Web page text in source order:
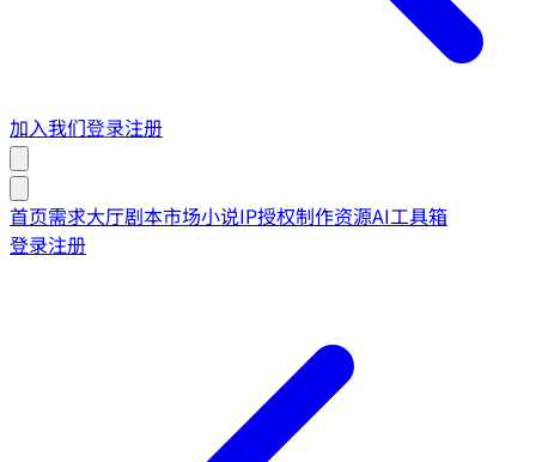
加入我们登录注册
首页需求大厅剧本市场小说IP授权制作资源AI工具箱
登录注册